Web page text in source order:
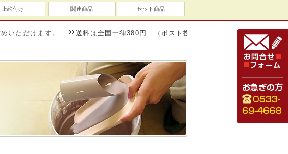
上絵付け 関連商品 セット商品
けます。
送料は全国一律380円 （ポスト投函は240円）、一万円以上のお買い